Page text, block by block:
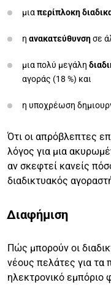
μιαπερίπλοκη
η ανακατεύθυνσησε
μια πολύ μεγάλη
αγοράς (18 %) και
η υποχρέωση
Ότι οι απρόβλεπτες
λόγος για μια
αν σκεφτεί κανείς
διαδικτυακός
Διαφήμιση
Πώς μπορούν οι
νέους πελάτες για τα
ηλεκτρονικό εμπόριο